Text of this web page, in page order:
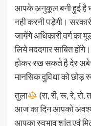
आपके अनुकूल बनी हुई है
नही करनी पड़ेगी।
जायेंगे अधिकारी वर्ग का
लिये मददगार साबित
होकर रख सकते है देर अबेर
मानसिक दुविधा को छोड़
तुला
(रा, री, रू, रे, रो,
आज का दिन आपको अवश्य
आपका स्वभाव शांत एवं